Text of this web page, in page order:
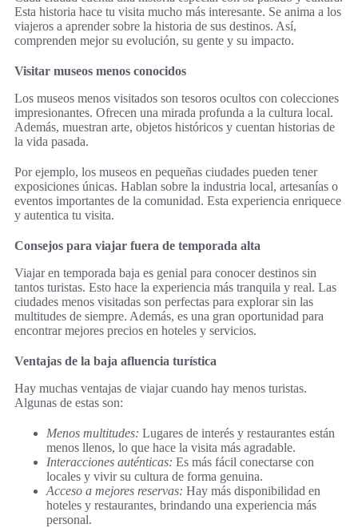
Esta historia hace tu visita mucho más interesante. Se anima a los
viajeros a aprender sobre la historia de sus destinos. Así,
comprenden mejor su evolución, su gente y su impacto.
Visitar museos menos conocidos
Los museos menos visitados son tesoros ocultos con colecciones
impresionantes. Ofrecen una mirada profunda a la cultura local.
Además, muestran arte, objetos históricos y cuentan historias de
la vida pasada.
Por ejemplo, los museos en pequeñas ciudades pueden tener
exposiciones únicas. Hablan sobre la industria local, artesanías o
eventos importantes de la comunidad. Esta experiencia enriquece
y autentica tu visita.
Consejos para viajar fuera de temporada alta
Viajar en temporada baja es genial para conocer destinos sin
tantos turistas. Esto hace la experiencia más tranquila y real. Las
ciudades menos visitadas son perfectas para explorar sin las
multitudes de siempre. Además, es una gran oportunidad para
encontrar mejores precios en hoteles y servicios.
Ventajas de la baja afluencia turística
Hay muchas ventajas de viajar cuando hay menos turistas.
Algunas de estas son:
Menos multitudes: Lugares de interés y restaurantes están
menos llenos, lo que hace la visita más agradable.
Interacciones auténticas: Es más fácil conectarse con
locales y vivir su cultura de forma genuina.
Acceso a mejores reservas: Hay más disponibilidad en
hoteles y restaurantes, brindando una experiencia más
personal.